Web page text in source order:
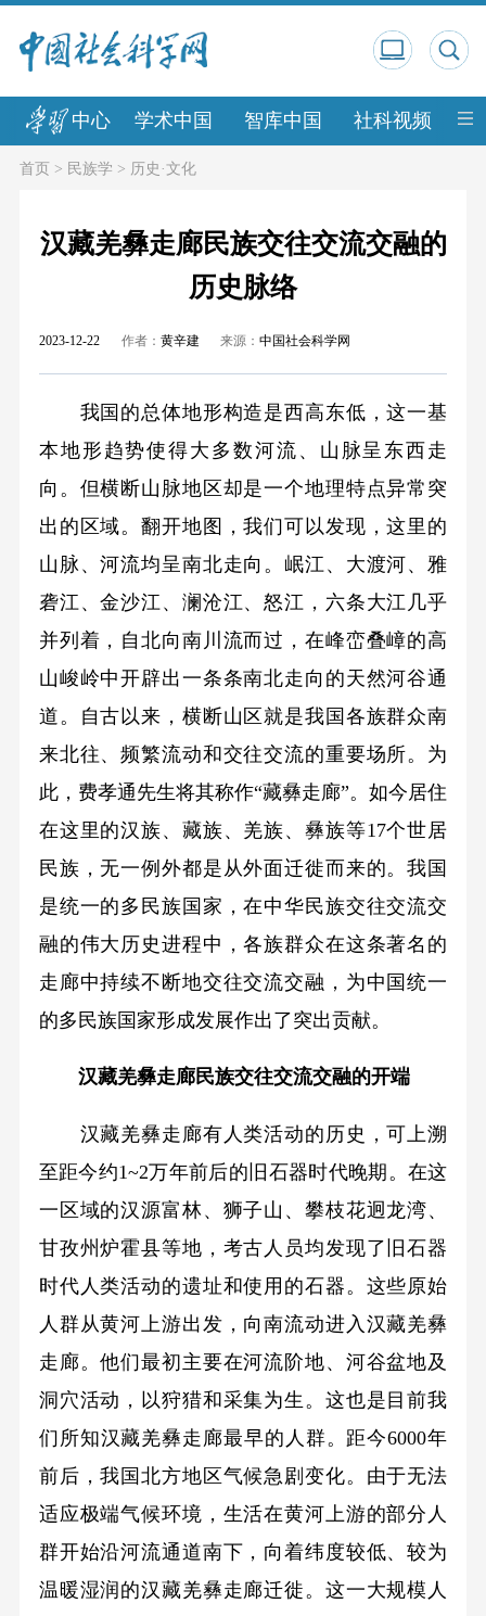
中心 学术中国 智库中国 社科视频 中
首页> 民族学 > 历史·文化
汉藏羌彝走廊民族交往交流交融的
历史脉络
2023-12-22 作者： 黄辛建 来源：中国社会科学网
我国的总体地形构造是西高东低，这一基
本地形趋势使得大多数河流、山脉呈东西走
向。但横断山脉地区却是一个地理特点异常突
出的区域。翻开地图，我们可以发现，这里的
山脉、河流均呈南北走向。岷江、大渡河、雅
砻江、金沙江、澜沧江、怒江，六条大江几乎
并列着，自北向南川流而过，在峰峦叠嶂的高
山峻岭中开辟出一条条南北走向的天然河谷通
道。自古以来，横断山区就是我国各族群众南
来北往、频繁流动和交往交流的重要场所。为
此，费孝通先生将其称作“藏彝走廊”。如今居住
在这里的汉族、藏族、羌族、彝族等17个世居
民族，无一例外都是从外面迁徙而来的。我国
是统一的多民族国家，在中华民族交往交流交
融的伟大历史进程中，各族群众在这条著名的
走廊中持续不断地交往交流交融，为中国统一
的多民族国家形成发展作出了突出贡献。
汉藏羌彝走廊民族交往交流交融的开端
汉藏羌彝走廊有人类活动的历史，可上溯
至距今约1~2万年前后的旧石器时代晚期。在这
一区域的汉源富林、狮子山、攀枝花迥龙湾、
甘孜州炉霍县等地，考古人员均发现了旧石器
时代人类活动的遗址和使用的石器。这些原始
人群从黄河上游出发，向南流动进入汉藏羌彝
走廊。他们最初主要在河流阶地、河谷盆地及
洞穴活动，以狩猎和采集为生。这也是目前我
们所知汉藏羌彝走廊最早的人群。距今6000年
前后，我国北方地区气候急剧变化。由于无法
适应极端气候环境，生活在黄河上游的部分人
群开始沿河流通道南下，向着纬度较低、较为
温暖湿润的汉藏羌彝走廊迁徙。这一大规模人